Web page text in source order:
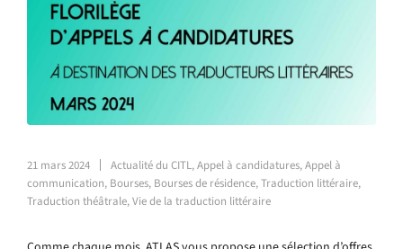
21 mars 2024 Actualité du CITL,Appel à candidatures,Appel à
communication, Bourses, Bourses de résidence,Traduction littéraire,
Traduction théâtrale,Vie de la traduction littéraire